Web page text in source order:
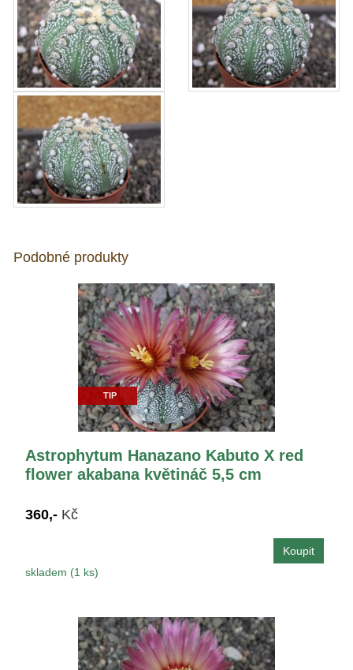
Podobné produkty
TIP
Astrophytum Hanazano Kabuto X red
flower akabana květináč 5,5 cm
360,- Kč
skladem (1 ks)